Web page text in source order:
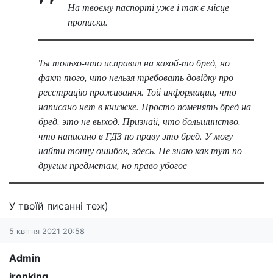
На твоєму паспорті уже і так є місце
прописки.
Ты только-что исправил на какой-то бред, но
факт того, что нельзя требовать довідку про
реєстрацію проживання. Той информации, что
написано нет в книжке. Просто поменять бред на
бред, это не выход. Признай, что большинство,
что написано в ГДЗ по праву это бред. У могу
найти тонну ошибок, здесь. Не знаю как тут по
другим предметам, но право убогое
У твоїй писанні теж)
5 квітня 2021 20:58
Admin